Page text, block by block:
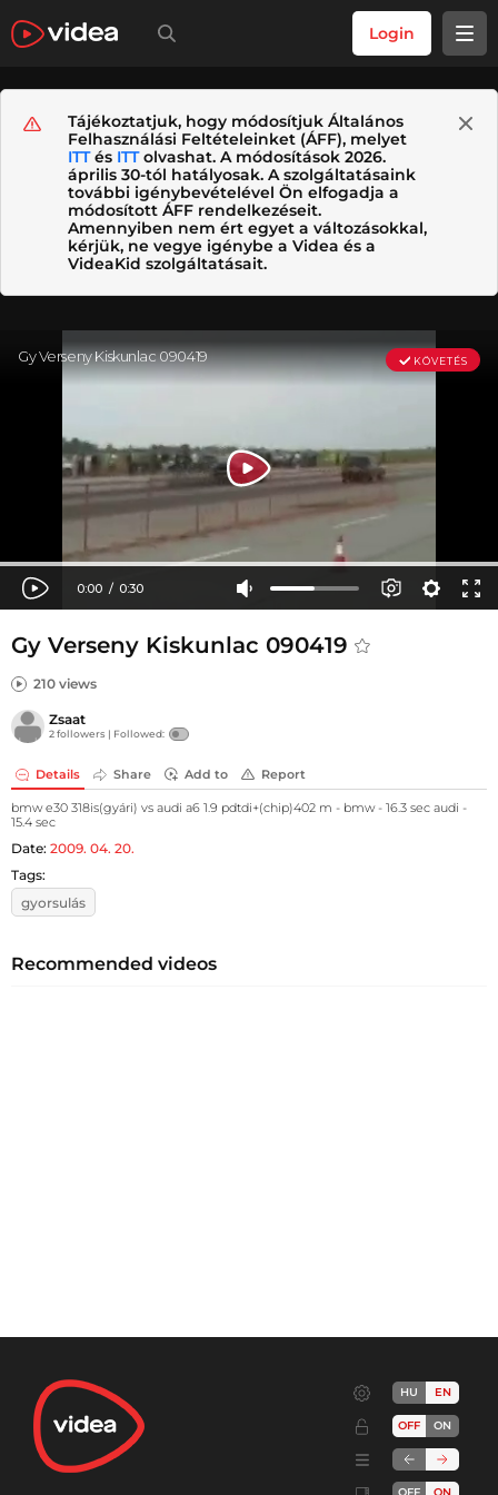
Login
Tájékoztatjuk, hogy módosítjuk Általános
Felhasználási Feltételeinket (ÁFF), melyet
ITTés ITTolvashat. A módosítások 2026.
április 30-tól hatályosak. A szolgáltatásaink
további igénybevételével Ön elfogadja a
módosított ÁFF rendelkezéseit.
Amennyiben nem ért egyet a változásokkal,
kérjük, ne vegye igénybe a Videa és a
VideaKid szolgáltatásait.
Gy Verseny Kiskunlac 090419
210 views
Zsaat
2 followers | Followed:
Details Share Add to Report
bmw e30 318is(gyári) vs audi a6 1.9 pdtdi+(chip)402 m - bmw - 16.3 sec audi -
15.4 sec
Date: 2009. 04. 20.
Tags:
gyorsulás
Recommended videos
HU EN
OFF ON